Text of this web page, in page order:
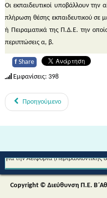
Οι εκπαιδευτικοί υποβάλλουν την
πλήρωση θέσης εκπαιδευτικού σε
ή Πειραματικά της Π.Δ.Ε. την
περιπτώσεις α, β.
f Share
Εμφανίσεις: 398
Προηγούμενο
Από τη Μυθολογία στο Διάστημα -
για την Αειφορία (Περιβαλλοντικής
Copyright © Διεύθυνση Π.Ε.